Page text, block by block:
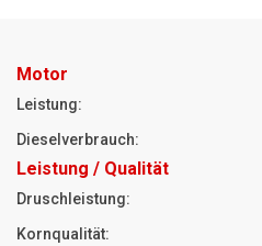
Motor
Leistung:
Dieselverbrauch:
Leistung / Qualität
Druschleistung:
Kornqualität: